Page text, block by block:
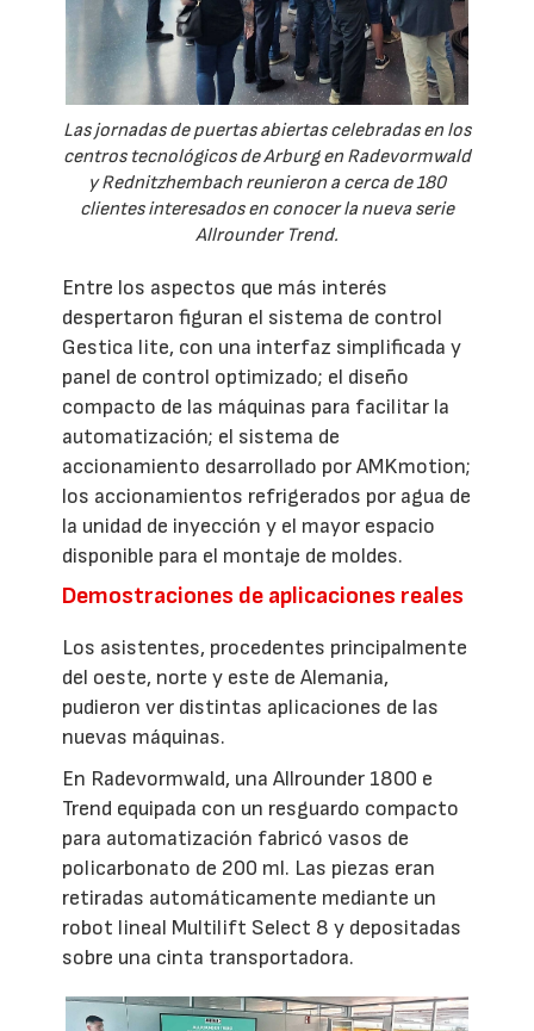
Las jornadas de puertas abiertas celebradas en los
centros tecnológicos de Arburg en Radevormwald
y Rednitzhembach reunieron a cerca de 180
clientes interesados en conocer la nueva serie
Allrounder Trend.
Entre los aspectos que más interés
despertaron figuran el sistema de control
Gestica lite, con una interfaz simplificada y
panel de control optimizado; el diseño
compacto de las máquinas para facilitar la
automatización; el sistema de
accionamiento desarrollado por AMKmotion;
los accionamientos refrigerados por agua de
la unidad de inyección y el mayor espacio
disponible para el montaje de moldes.
Demostraciones de aplicaciones reales
Los asistentes, procedentes principalmente
del oeste, norte y este de Alemania,
pudieron ver distintas aplicaciones de las
nuevas máquinas.
En Radevormwald, una Allrounder 1800 e
Trend equipada con un resguardo compacto
para automatización fabricó vasos de
policarbonato de 200 ml. Las piezas eran
retiradas automáticamente mediante un
robot lineal Multilift Select 8 y depositadas
sobre una cinta transportadora.